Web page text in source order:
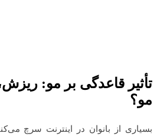
تأثیر قاعدگی بر مو:
مو؟
بسیاری از بانوان در اینترنت سرچ